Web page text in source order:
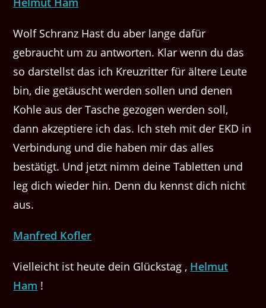
Wolf Schranz Hast du aber lange dafür
gebraucht um zu antworten. Klar wenn du das
so darstellst das ich Kreuzritter für ältere Leute
bin, die getäuscht werden sollen und denen
Kohle aus der Tasche gezogen werden soll,
dann akzeptiere ich das. Ich steh mit der EKD in
Verbindung und die haben mir das alles
bestätigt. Und jetzt nimm deine Tabletten und
leg dich wieder hin. Denn du kennst dich nicht
aus.
Manfred Kofler
Vielleicht ist heute dein Glückstag , Helmut
Ham !